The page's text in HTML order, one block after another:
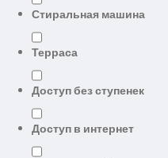
Стиральная машина
Терраса
Доступ без ступенек
Доступ в интернет